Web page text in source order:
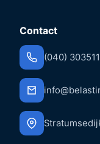
Contact
(040)